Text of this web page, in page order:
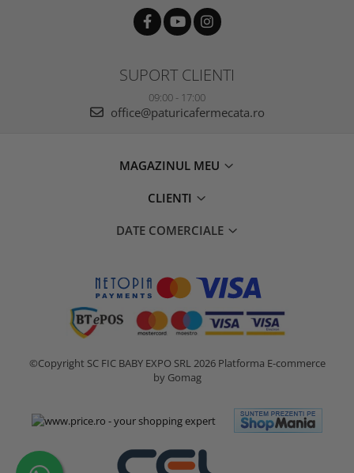
SUPORT CLIENTI
09:00 - 17:00
office@paturicafermecata.ro
MAGAZINUL MEU
CLIENTI
DATE COMERCIALE
©Copyright SC FIC BABY EXPO SRL 2026 Platforma E-commerce
by Gomag